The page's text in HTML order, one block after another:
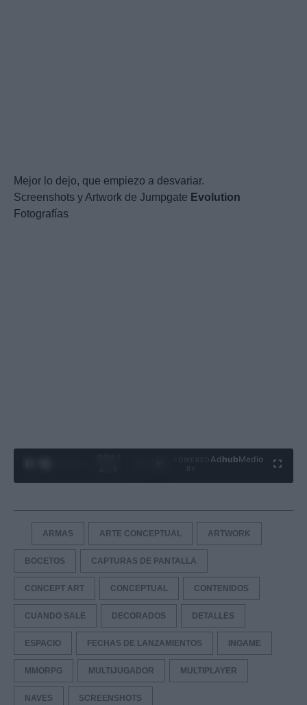
Mejor lo dejo, que empiezo a desvariar.
Screenshots y Artwork de Jumpgate Evolution
Fotografías
Ad hubMedia
ARMAS ARTE CONCEPTUAL ARTWORK
BOCETOS CAPTURAS DE PANTALLA
CONCEPT ART CONCEPTUAL CONTENIDOS
CUANDO SALE DECORADOS DETALLES
ESPACIO FECHAS DE LANZAMIENTOS INGAME
MMORPG MULTIJUGADOR MULTIPLAYER
NAVES SCREENSHOTS